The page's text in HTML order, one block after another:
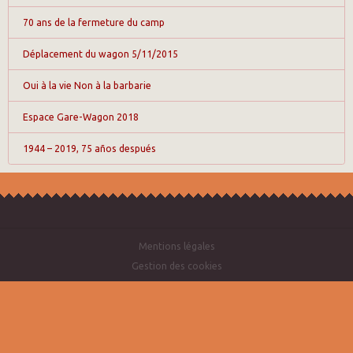
70 ans de la fermeture du camp
Déplacement du wagon 5/11/2015
Oui à la vie Non à la barbarie
Espace Gare-Wagon 2018
1944 – 2019, 75 años después
Mentions légales
Gestion des cookies